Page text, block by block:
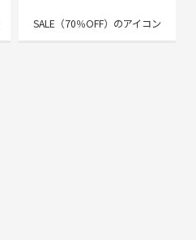
SALE（70％OFF）のアイコン